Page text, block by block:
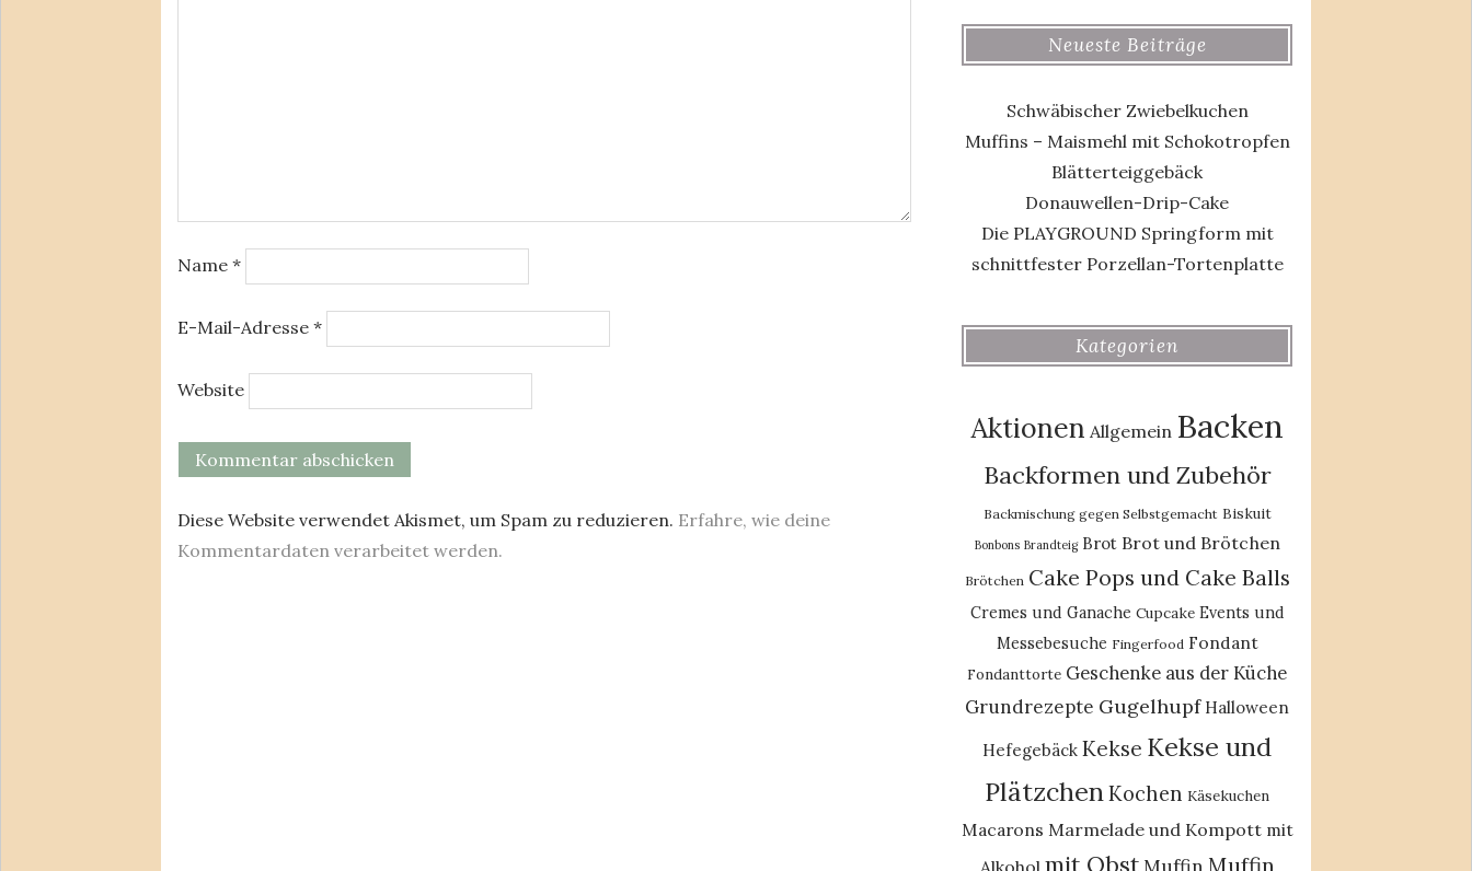
Name *
E-Mail-Adresse *
Website
Diese Website verwendet Akismet, um Spam zu reduzieren. Erfahre, wie deine
Kommentardaten verarbeitet werden.
Neueste Beiträge
Schwäbischer Zwiebelkuchen
Muffins – Maismehl mit Schokotropfen
Blätterteiggebäck
Donauwellen-Drip-Cake
Die PLAYGROUND Springform mit
schnittfester Porzellan-Tortenplatte
Kategorien
Aktionen Allgemein Backen
Backformen und Zubehör
Backmischung gegen Selbstgemacht Biskuit
Bonbons Brandteig Brot Brot und Brötchen
Brötchen Cake Pops und Cake Balls
Cremes und Ganache Cupcake Events und
Messebesuche Fingerfood Fondant
Fondanttorte Geschenke aus der Küche
Grundrezepte Gugelhupf Halloween
Hefegebäck Kekse Kekse und
PlätzchenKochen Käsekuchen
Macarons Marmelade und Kompott mit
Alkohol mit Obst Muffin